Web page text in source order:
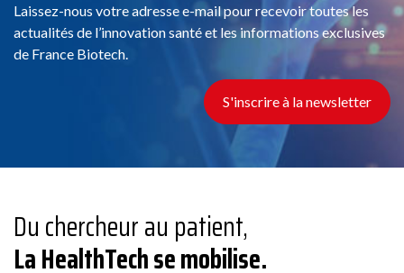
11 Chemin de Phialeix, 63970 Aydat
Voir la fiche
Laissez-nous votre adresse e-mail pour recevoir toutes les
actualités de l’innovation santé et les informations exclusives
de France Biotech.
S'inscrire à la newsletter
Du chercheur au patient,
La HealthTech se mobilise.